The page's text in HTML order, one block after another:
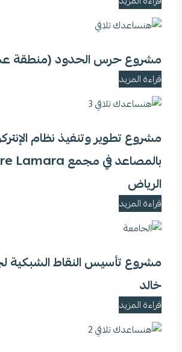
مشروع حرس الحدود (منطقة
قراءة المزيد
مشروع تطوير وتنفيذ نظام
الرياض
قراءة المزيد
مشروع تأسيس النقاط الشبكية
خالد
قراءة المزيد